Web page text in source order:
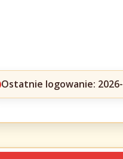
Ostatnie logowanie: 2026-